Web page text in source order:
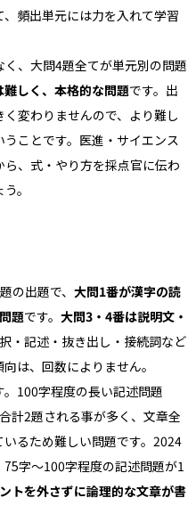
頻出単元には力を入れて学習
、大問4題全てが単元別の問題
しく、本格的な問題です。出
変わりませんので、より難し
ことです。医進・サイエンス
ら、式・やり方を採点官に伝わ
。
の出題で、 大問1番が漢字の読
題です。 大問3・4番は説明文・
・記述・抜き出し・接続詞など
は、回数によりません。
。100字程度の長い記述問題
計2題される事が多く、文章全
るため難しい問題です。2024
字〜100字程度の記述問題が1
トを外さずに論理的な文章が書